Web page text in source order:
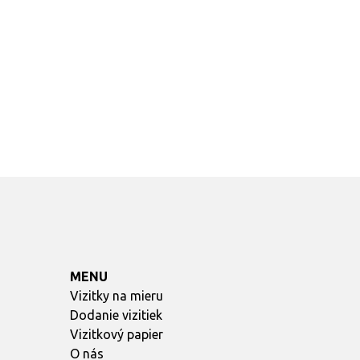
MENU
Vizitky na mieru
Dodanie vizitiek
Vizitkový papier
O nás